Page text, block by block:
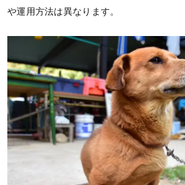
や運用方法は異なります。